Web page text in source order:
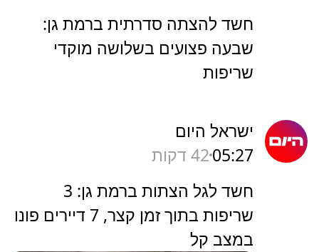
חשד להצתה סדרתית ברמת גן:
שבעה פצועים בשלושה מוקדי
שריפות
ישראל היום
05:2742 דקות
חשד לגל הצתות ברמת גן: 3
שריפות בתוך זמן קצר, 7 דיירים פונו
במצב קל